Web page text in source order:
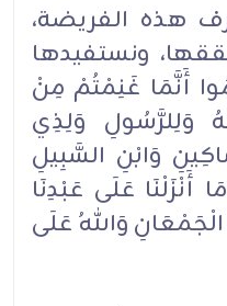
هذه الفريضة،
ونستفيدها
أَنَّمَا غَنِمْتُمْ مِنْ
وَلِذِي
وَابْنِ السَّبِيلِ
أَنْزَلْنَا عَلَى عَبْدِنَا
وَاللهُ عَلَى